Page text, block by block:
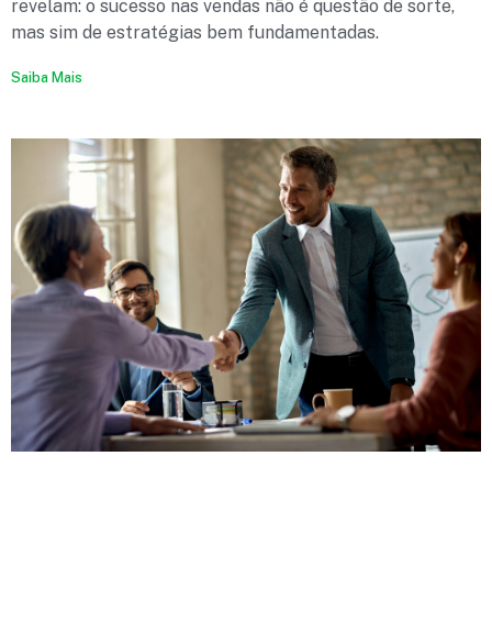
revelam: o sucesso nas vendas não é questão de sorte,
mas sim de estratégias bem fundamentadas.
Saiba Mais